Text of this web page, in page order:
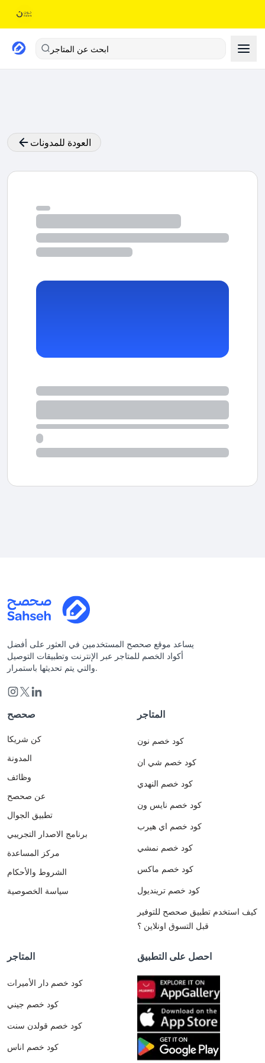
ابحث عن المتاجر
العودة للمدونات
يساعد موقع صحصح المستخدمين في العثور على أفضل
أكواد الخصم للمتاجر عبر الإنترنت وتطبيقات التوصيل
والتي يتم تحديثها باستمرار.
صحصح
كن شريكا
المدونة
وظائف
عن صحصح
تطبيق الجوال
برنامج الاصدار التجريبي
مركز المساعدة
الشروط والأحكام
سياسة الخصوصية
المتاجر
كود خصم نون
كود خصم شي ان
كود خصم النهدي
كود خصم نايس ون
كود خصم اي هيرب
كود خصم نمشي
كود خصم ماكس
كود خصم ترينديول
كيف استخدم تطبيق صحصح للتوفير
قبل التسوق اونلاين ؟
المتاجر
كود خصم دار الأميرات
كود خصم جيني
كود خصم قولدن سنت
كود خصم اناس
احصل على التطبيق